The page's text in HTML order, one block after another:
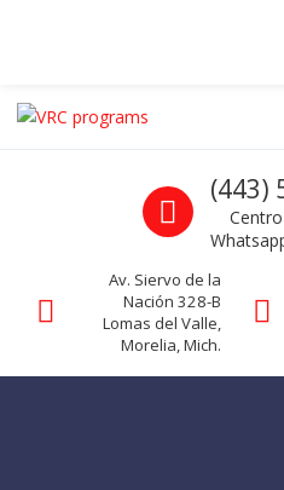
Skip to navigation
Skip to content
La seguridad de su empresa es nuestro
Call
(443)
Av. Siervo de la
Nación 328-B
Lomas del Valle,
Morelia, Mich.